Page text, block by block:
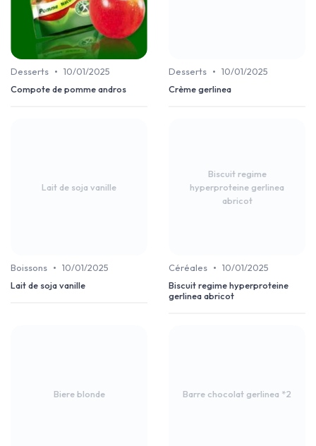
Desserts • 10/01/2025
Compote de pomme andros
Desserts • 10/01/2025
Crème gerlinea
Lait de soja vanille
Boissons • 10/01/2025
Lait de soja vanille
Biscuit regime
hyperproteine gerlinea
abricot
Céréales • 10/01/2025
Biscuit regime hyperproteine
gerlinea abricot
Biere blonde Barre chocolat gerlinea *2